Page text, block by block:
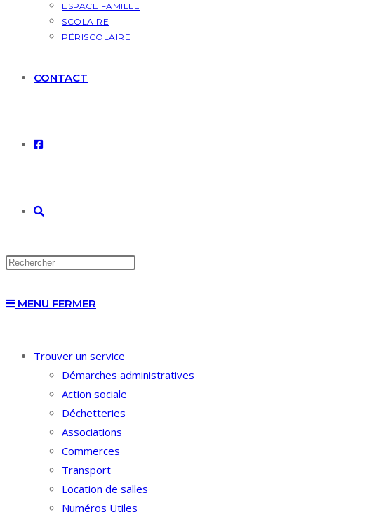
ESPACE FAMILLE
SCOLAIRE
PÉRISCOLAIRE
CONTACT
TOGGLE
MENU FERMER
Trouver un service
Démarches administratives
Action sociale
Déchetteries
Associations
Commerces
Transport
Location de salles
Numéros Utiles